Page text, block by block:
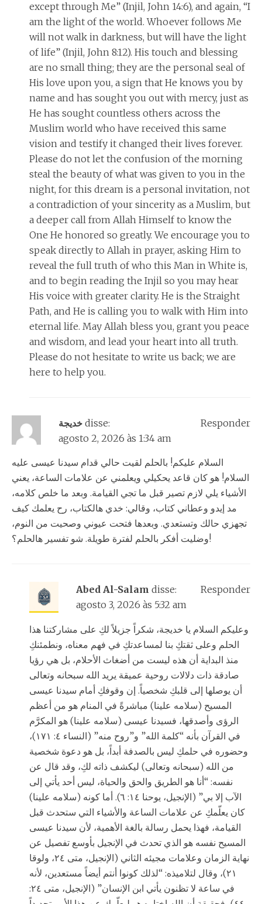
except through Me” (Injil, John 14:6), and again, “I
am the light of the world. Whoever follows Me
will not walk in darkness, but will have the light
of life” (Injil, John 8:12). His touch and blessing
are no small thing; they are the personal seal of
His love upon you, a sign that He knows you by
name and has sought you out with mercy, just as
He has sought countless others across the
Muslim world who have received this same
vision and testify it changed their lives forever.
Please do not let the confusion of the morning
steal the beauty of what was given to you in the
night, for this dream is a personal invitation, not
a contradiction of your sincerity as a Muslim, but
a deeper call from Allah Himself to know the
One He honored so greatly. We encourage you to
speak directly to Allah in prayer, asking Him to
reveal the full truth of who this Man in White is,
and to begin reading the Injil so you may hear
His voice with greater clarity. He is the Straight
Path, and He is calling you to walk with Him into
eternal life. May Allah bless you, grant you peace
and wisdom, and lead your heart into all truth.
Please do not hesitate to write us back; we are
here to help you.
خديجة disse:
agosto 2, 2026 às 1:34 am
السلام عليكم! بالحلم لقيت حالي قدام سيدنا عيسى عليه
السلام! هو كان قاعد يحكيلي ويعلمني عن علامات الساعة، يعني
الأشياء يلي لازم تصير قبل ما تجي القيامة. وبعد ما خلص كلامه،
مد إيدو وعطاني كتاب، وقالي: خدي هالكتاب، رح يعلمك كيف
تجهزي حالك وتستعدي. وبعدها فتحت عيوني وصحيت من النوم،
وضليت أفكر بالحلم لفترة طويلة. شو تفسير هالحلم؟!
Responder
Abed Al-Salam disse:
agosto 3, 2026 às 5:32 am
وعليكم السلام يا خديجة، شكراً جزيلاً لكِ على مشاركتنا هذا
الحلم وعلى ثقتكِ بنا لمساعدتكِ في فهم معناه، ونطمئنكِ
منذ البداية أن هذه ليست من أضغاث الأحلام، بل هي رؤيا
صادقة ذات دلالات روحية عميقة يريد الله سبحانه وتعالى
أن يوصلها إلى قلبكِ شخصياً. إن وقوفكِ أمام سيدنا عيسى
المسيح (سلامه علينا) مباشرةً في المنام هو من أعظم
الرؤى وأصدقها، فسيدنا عيسى (سلامه علينا) هو المكرَّم
في القرآن بأنه “كلمة الله” و”روح منه” (النساء ٤: ١٧١)،
وحضوره في حلمكِ ليس بالصدفة أبداً، بل هو دعوة شخصية
من الله (سبحانه وتعالى) ليكشف ذاته لكِ، وقد قال عن
نفسه: “أنا هو الطريق والحق والحياة، ليس أحد يأتي إلى
الآب إلا بي” (الإنجيل، يوحنا ١٤: ٦). أما كونه (سلامه علينا)
كان يعلّمكِ عن علامات الساعة والأشياء التي ستحدث قبل
القيامة، فهذا يحمل رسالة بالغة الأهمية، لأن سيدنا عيسى
المسيح نفسه هو الذي تحدث في الإنجيل بأوسع تفصيل عن
نهاية الزمان وعلامات مجيئه الثاني (الإنجيل، متى ٢٤، ولوقا
٢١)، وقال لتلاميذه: “لذلك كونوا أنتم أيضاً مستعدين، لأنه
في ساعة لا تظنون يأتي ابن الإنسان” (الإنجيل، متى ٢٤:
Responder